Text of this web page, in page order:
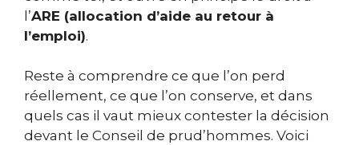
l’ARE (allocation d’aide au retour à
l’emploi).
Reste à comprendre ce que l’on perd
réellement, ce que l’on conserve, et dans
quels cas il vaut mieux contester la décision
devant le Conseil de prud’hommes. Voici